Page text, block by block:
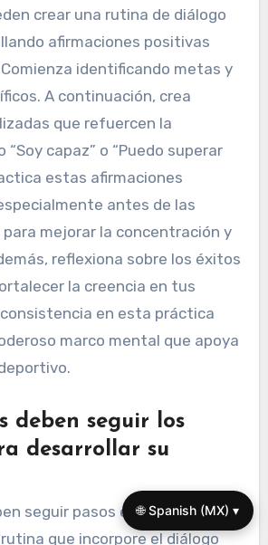
crear una rutina de diálogo
afirmaciones positivas
identificando metas y
A continuación, crea
que refuercen la
“Soy capaz” o “Puedo superar
estas afirmaciones
antes de las
mejorar la concentración y
reflexiona sobre los éxitos
la creencia en tus
en esta práctica
marco mental que apoya
deben seguir los
desarrollar su
seguir pasos específicos para
que incorpore el diálogo
🌐 Spanish (MX) ▾